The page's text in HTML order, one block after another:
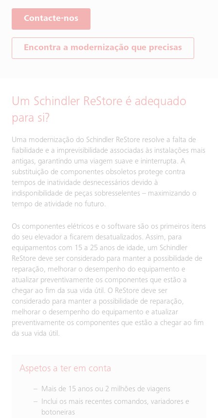
Contacte-nos
Encontra a modernização que precisas
Um Schindler ReStore é adequado
para si?
Uma modernização do Schindler ReStore resolve a falta de
fiabilidade e a imprevisibilidade associadas às instalações mais
antigas, garantindo uma viagem suave e ininterrupta. A
substituição de componentes obsoletos protege contra
tempos de inatividade desnecessários devido à
indisponibilidade de peças sobresselentes – maximizando o
tempo de atividade no futuro.
Os componentes elétricos e o software são os primeiros itens
do seu elevador a ficarem desatualizados. Assim, para
equipamentos com 15 a 25 anos de idade, um Schindler
ReStore deve ser considerado para manter a possibilidade de
reparação, melhorar o desempenho do equipamento e
atualizar preventivamente os componentes que estão a
chegar ao fim da sua vida útil. O ReStore deve ser
considerado para manter a possibilidade de reparação,
melhorar o desempenho do equipamento e atualizar
preventivamente os componentes que estão a chegar ao fim
da sua vida útil.
Aspetos a ter em conta
Mais de 15 anos ou 2 milhões de viagens
Inclui os mais recentes comandos, variadores e
botoneiras